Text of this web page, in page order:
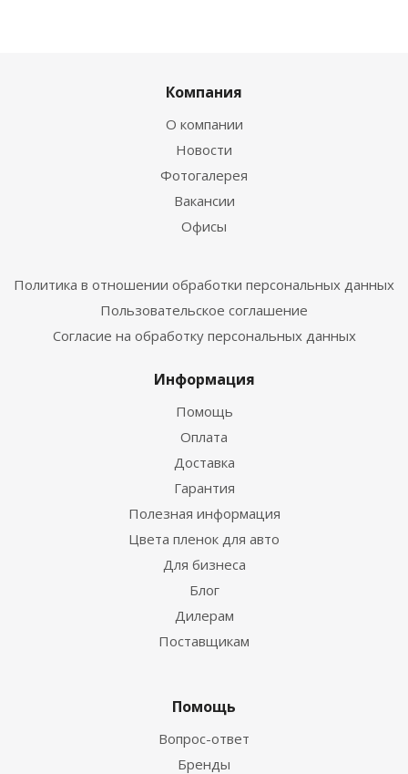
Компания
О компании
Новости
Фотогалерея
Вакансии
Офисы
Политика в отношении обработки персональных данных
Пользовательское соглашение
Согласие на обработку персональных данных
Информация
Помощь
Оплата
Доставка
Гарантия
Полезная информация
Цвета пленок для авто
Для бизнеса
Блог
Дилерам
Поставщикам
Помощь
Вопрос-ответ
Бренды